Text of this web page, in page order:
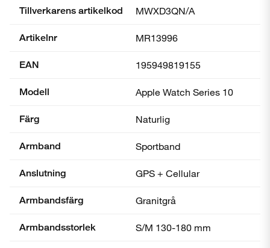
Tillverkarens artikelkod MWXD3QN/A
Artikelnr MR13996
EAN 195949819155
Modell Apple Watch Series 10
Färg Naturlig
Armband Sportband
Anslutning GPS + Cellular
Armbandsfärg Granitgrå
Armbandsstorlek S/M 130-180 mm